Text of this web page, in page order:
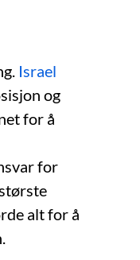
Israel
og
for å
for
alt for å